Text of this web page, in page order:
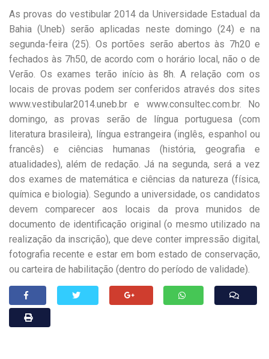
As provas do vestibular 2014 da Universidade Estadual da
Bahia (Uneb) serão aplicadas neste domingo (24) e na
segunda-feira (25). Os portões serão abertos às 7h20 e
fechados às 7h50, de acordo com o horário local, não o de
Verão. Os exames terão início às 8h. A relação com os
locais de provas podem ser conferidos através dos sites
www.vestibular2014.uneb.br e www.consultec.com.br. No
domingo, as provas serão de língua portuguesa (com
literatura brasileira), língua estrangeira (inglês, espanhol ou
francês) e ciências humanas (história, geografia e
atualidades), além de redação. Já na segunda, será a vez
dos exames de matemática e ciências da natureza (física,
química e biologia). Segundo a universidade, os candidatos
devem comparecer aos locais da prova munidos de
documento de identificação original (o mesmo utilizado na
realização da inscrição), que deve conter impressão digital,
fotografia recente e estar em bom estado de conservação,
ou carteira de habilitação (dentro do período de validade).